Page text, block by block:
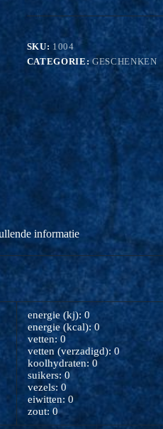
SKU: 1004
CATEGORIE: GESCHENKEN
informatie
energie (kj): 0
energie (kcal): 0
vetten: 0
vetten (verzadigd): 0
koolhydraten: 0
suikers: 0
vezels: 0
eiwitten: 0
zout: 0